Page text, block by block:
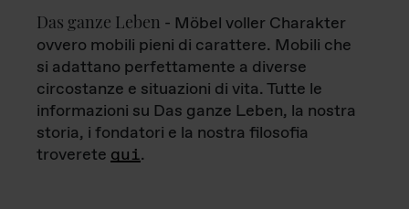
Das ganze Leben - Möbel voller Charakter
ovvero mobili pieni di carattere. Mobili che
si adattano perfettamente a diverse
circostanze e situazioni di vita. Tutte le
informazioni su Das ganze Leben, la nostra
storia, i fondatori e la nostra filosofia
troverete qui.